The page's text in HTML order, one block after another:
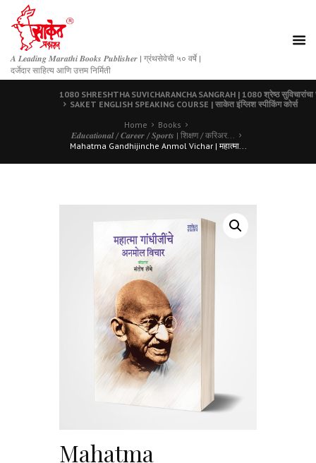
𝑨 𝑳𝒆𝒂𝒅𝒊𝒏𝒈 𝑴𝒂𝒓𝒂𝒕𝒉𝒊 𝑩𝒐𝒐𝒌𝒔 𝑷𝒖𝒃𝒍𝒊𝒔𝒉𝒆𝒓 | ग्रंथसेवेची ५० वर्षे |
दर्जेदार साहित्य आणि उत्तम निर्मिती
1080 SHRESHTHA SUVICHARANCHA SANGRAH | 1080 श्रेष्ठ सुविचारांचा
SAKET ENGLISH SPEAKING COURSE | साकेत इंग्लिश स्पीकिंग कोर्स
Home
Books
𝑬𝒅𝒖𝒄𝒂𝒕𝒊𝒐𝒏𝒂𝒍 / 𝑪𝒂𝒓𝒆𝒆𝒓 / 𝑺𝒑𝒐𝒓𝒕𝒔 | शिक्षण / करिअर...
Mahatma Gandhijinche Anmol Vichar | महात्मा...
Mahatma